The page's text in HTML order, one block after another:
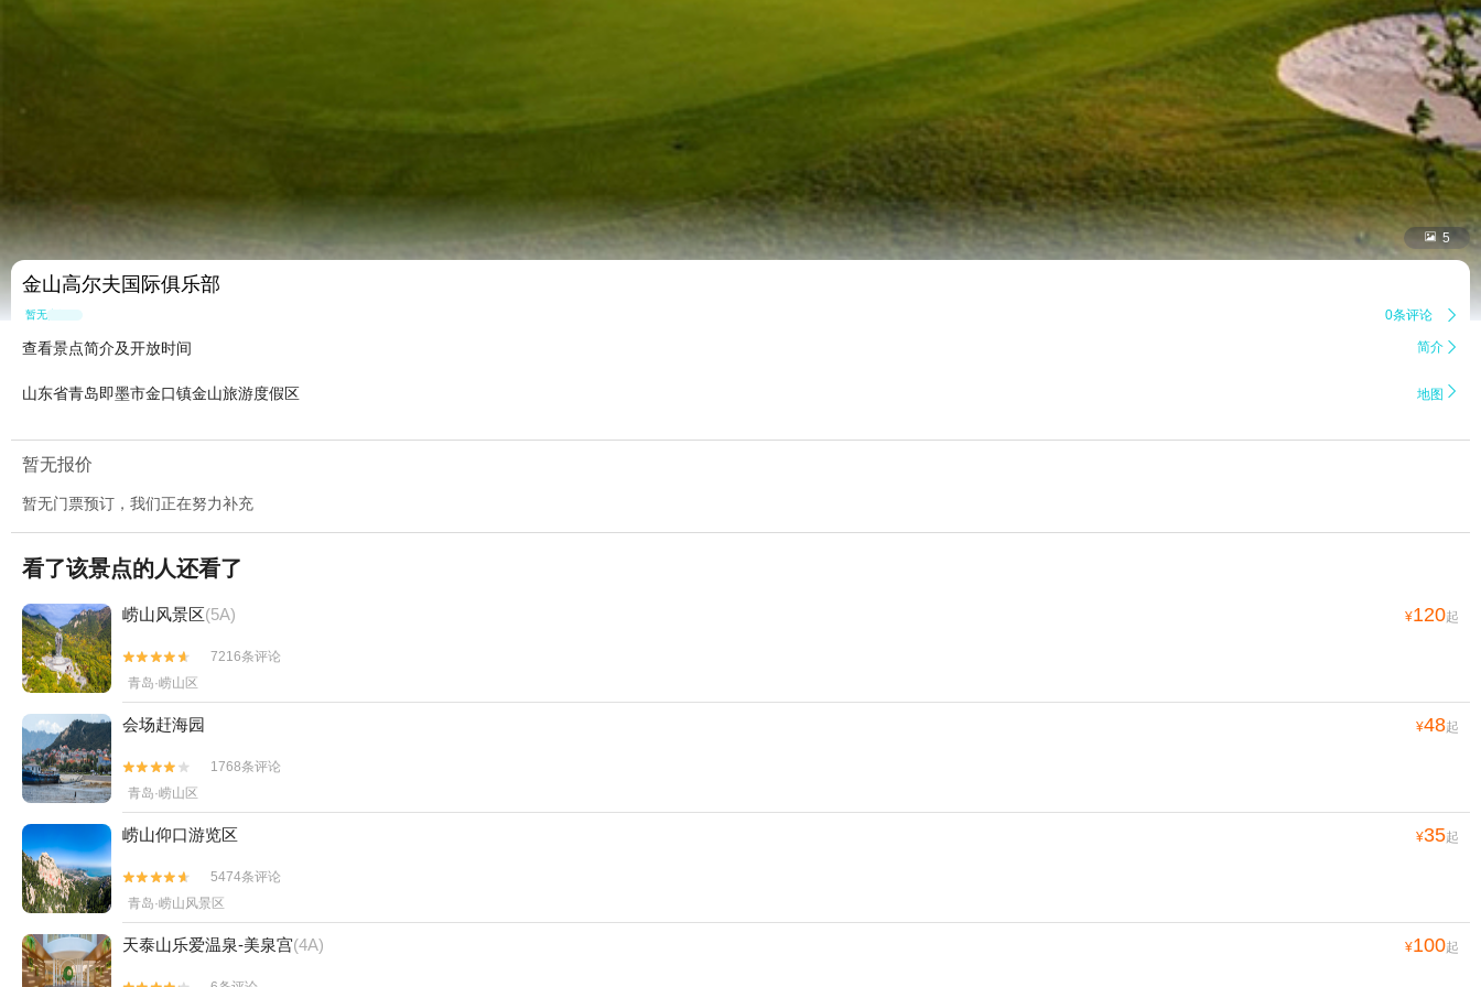
 5
金山高尔夫国际俱乐部
暂无点评 0条评论 
查看景点简介及开放时间 简介 
山东省青岛即墨市金口镇金山旅游度假区 地图 
暂无报价
暂无门票预订，我们正在努力补充
看了该景点的人还看了
崂山风景区(5A) ¥120起


7216条评论
青岛·崂山区
会场赶海园 ¥48起


1768条评论
青岛·崂山区
崂山仰口游览区 ¥35起


5474条评论
青岛·崂山风景区
天泰山乐爱温泉-美泉宫(4A) ¥100起